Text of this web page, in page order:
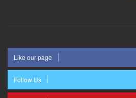
Like our page
Follow Us